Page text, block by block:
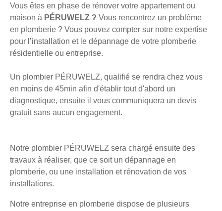
Vous êtes en phase de rénover votre appartement ou
maison à PÉRUWELZ ? Vous rencontrez un problème
en plomberie ? Vous pouvez compter sur notre expertise
pour l’installation et le dépannage de votre plomberie
résidentielle ou entreprise.
Un plombier PÉRUWELZ, qualifié se rendra chez vous
en moins de 45min afin d'établir tout d'abord un
diagnostique, ensuite il vous communiquera un devis
gratuit sans aucun engagement.
Notre plombier PÉRUWELZ sera chargé ensuite des
travaux à réaliser, que ce soit un dépannage en
plomberie, ou une installation et rénovation de vos
installations.
Notre entreprise en plomberie dispose de plusieurs